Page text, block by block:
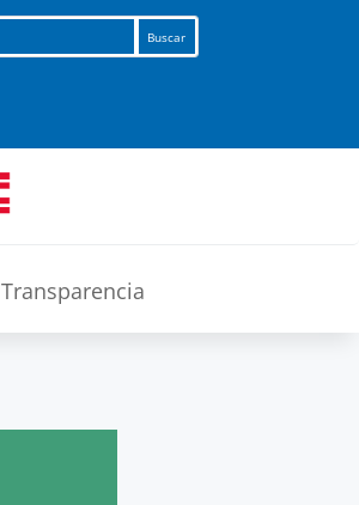
Transparencia